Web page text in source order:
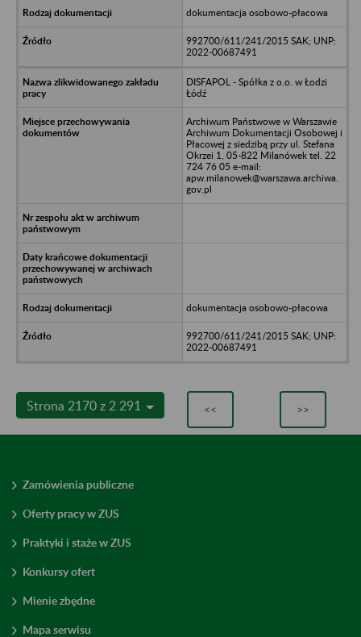
dokumentacja osobowo-płacowa
992700/611/241/2015 SAK; UNP:
2022-00687491
DISFAPOL - Spółka z o.o. w Łodzi
Łódź
Archiwum Państwowe w Warszawie
Archiwum Dokumentacji Osobowej i
Płacowej z siedzibą przy ul. Stefana
Okrzei 1, 05-822 Milanówek tel. 22
724 76 05 e-mail:
apw.milanowek@warszawa.archiwa.
gov.pl
dokumentacja osobowo-płacowa
992700/611/241/2015 SAK; UNP:
2022-00687491
Strona 2170 z 2 291 << >>
Zamówienia publiczne
Oferty pracy w ZUS
Praktyki i staże w ZUS
Konkursy ofert
Mienie zbędne
Mapa serwisu